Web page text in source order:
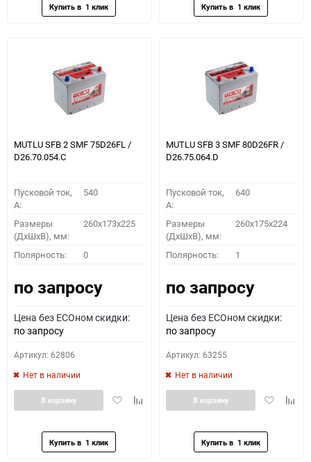
MUTLU SFB 2 SMF 75D26FL /
D26.70.054.C
Пусковой ток,
A:
540
Размеры
(ДхШхВ), мм:
260x173x225
Полярность: 0
по запросу
Цена без ECOном скидки:
по запросу
Артикул: 62806
Нет в наличии
ДобавитьДобавить
В корзину
MUTLU SFB 3 SMF 80D26FR /
D26.75.064.D
Пусковой ток,
A:
640
Размеры
(ДхШхВ), мм:
260x175x224
Полярность: 1
по запросу
Цена без ECOном скидки:
по запросу
Артикул: 63255
Нет в наличии
Добавить
В корзину